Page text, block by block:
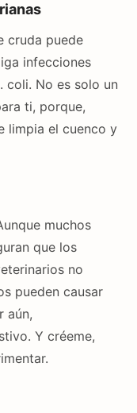
cruda puede
infecciones
coli. No es solo un
ti, porque,
limpia el cuenco y
muchos
que los
no
pueden causar
aún,
Y créeme,